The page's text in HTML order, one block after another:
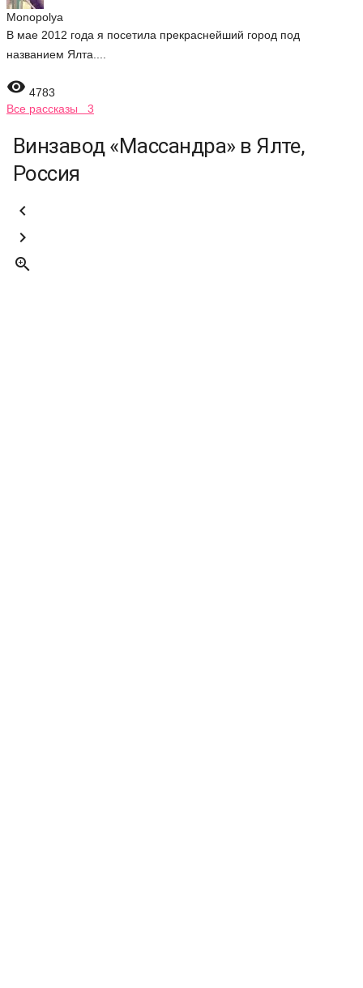
Monopolya
В мае 2012 года я посетила прекраснейший город под
названием Ялта....
 4783
Все рассказы 3
Винзавод «Массандра» в Ялте,
Россия


